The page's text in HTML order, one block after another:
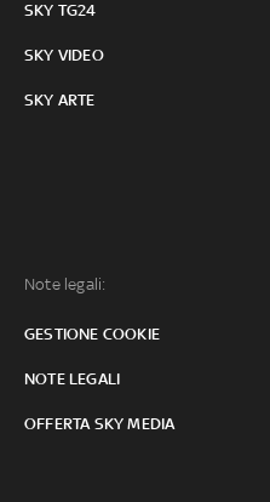
SKY TG24
SKY VIDEO
SKY ARTE
Note legali:
GESTIONE COOKIE
NOTE LEGALI
OFFERTA SKY MEDIA